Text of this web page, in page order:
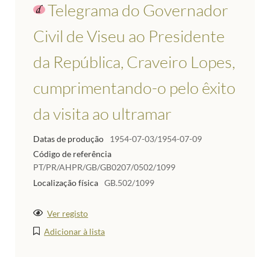
Telegrama do Governador
Civil de Viseu ao Presidente
da República, Craveiro Lopes,
cumprimentando-o pelo êxito
da visita ao ultramar
Datas de produção
1954-07-03/1954-07-09
Código de referência
PT/PR/AHPR/GB/GB0207/0502/1099
Localização física GB.502/1099
Ver registo
Adicionar à lista